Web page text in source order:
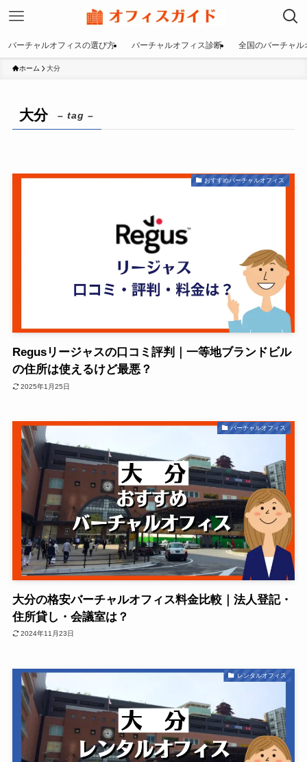
バーチャルオフィスの選び方 バーチャルオフィス診断 全国のバーチャル
ホーム 大分
大分 – tag –
おすすめバーチャルオフィス
Regusリージャスの口コミ評判｜一等地ブランドビル
の住所は使えるけど最悪？
2025年1月25日
バーチャルオフィス
大分の格安バーチャルオフィス料金比較｜法人登記・
住所貸し・会議室は？
2024年11月23日
レンタルオフィス